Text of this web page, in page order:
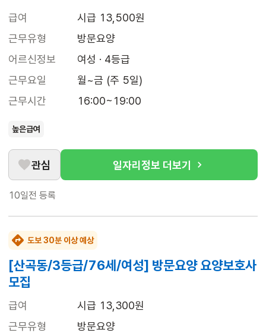
급여
시급 13,500원
근무유형
방문요양
어르신정보
여성 · 4등급
근무요일
월~금 (주 5일)
근무시간
16:00~19:00
높은급여
관심 일자리정보 더보기
10일전 등록
도보 30분 이상 예상
[산곡동/3등급/76세/여성] 방문요양 요양보호사
모집
급여
시급 13,300원
근무유형
방문요양